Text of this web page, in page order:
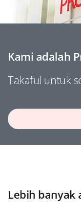
Kami adalah
Takaful untuk
Lebih banyak